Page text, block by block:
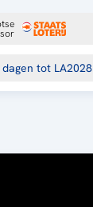
dagen tot LA2028